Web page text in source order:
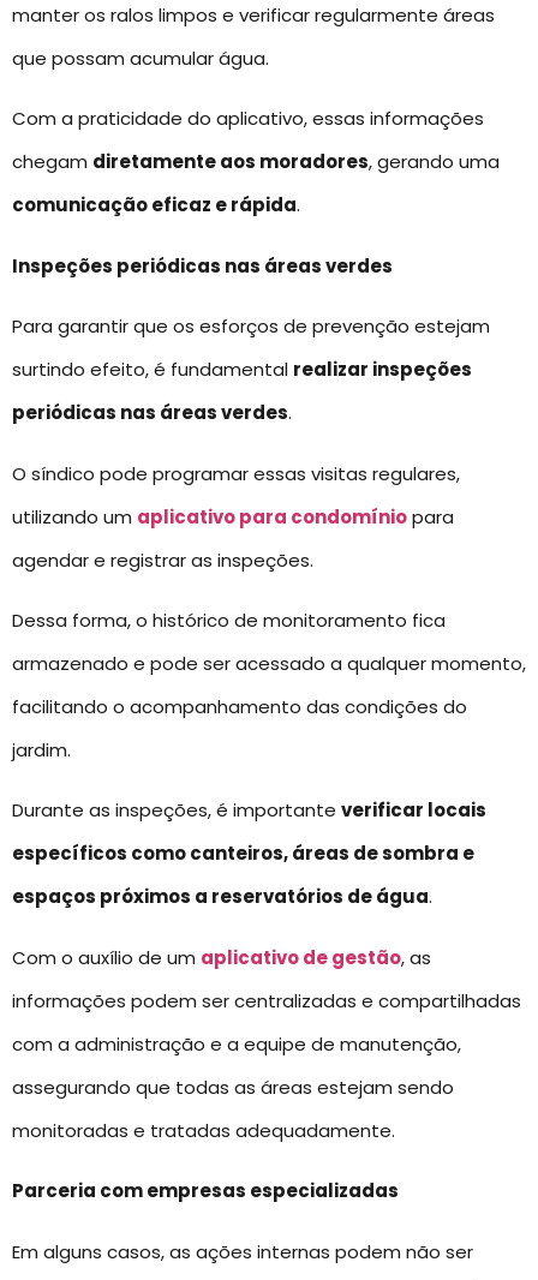
manter os ralos limpos e verificar regularmente áreas
que possam acumular água.
Com a praticidade do aplicativo, essas informações
chegam diretamente aos moradores, gerando uma
comunicação eficaz e rápida.
Inspeções periódicas nas áreas verdes
Para garantir que os esforços de prevenção estejam
surtindo efeito, é fundamental realizar inspeções
periódicas nas áreas verdes.
O síndico pode programar essas visitas regulares,
utilizando um aplicativo para condomíniopara
agendar e registrar as inspeções.
Dessa forma, o histórico de monitoramento fica
armazenado e pode ser acessado a qualquer momento,
facilitando o acompanhamento das condições do
jardim.
Durante as inspeções, é importante verificar locais
específicos como canteiros, áreas de sombra e
espaços próximos a reservatórios de água.
Com o auxílio de um aplicativo de gestão, as
informações podem ser centralizadas e compartilhadas
com a administração e a equipe de manutenção,
assegurando que todas as áreas estejam sendo
monitoradas e tratadas adequadamente.
Parceria com empresas especializadas
Em alguns casos, as ações internas podem não ser